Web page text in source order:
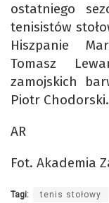
ostatniego
tenisistów
Hiszpanie
Tomasz
zamojskich
Piotr Chodorski.
AR
Fot. Akademia
Tagi: tenis stołowy